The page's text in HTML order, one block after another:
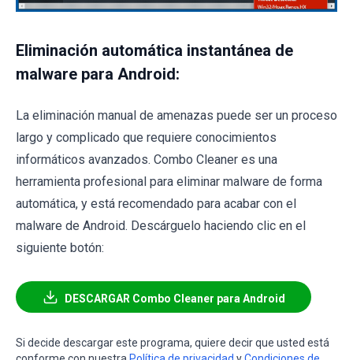
Eliminación automática instantánea de
malware para Android:
La eliminación manual de amenazas puede ser un proceso
largo y complicado que requiere conocimientos
informáticos avanzados. Combo Cleaner es una
herramienta profesional para eliminar malware de forma
automática, y está recomendado para acabar con el
malware de Android. Descárguelo haciendo clic en el
siguiente botón:
DESCARGAR Combo Cleaner para Android
Si decide descargar este programa, quiere decir que usted está